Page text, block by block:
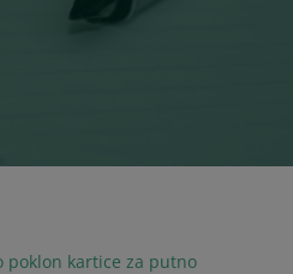
poklon kartice za putno